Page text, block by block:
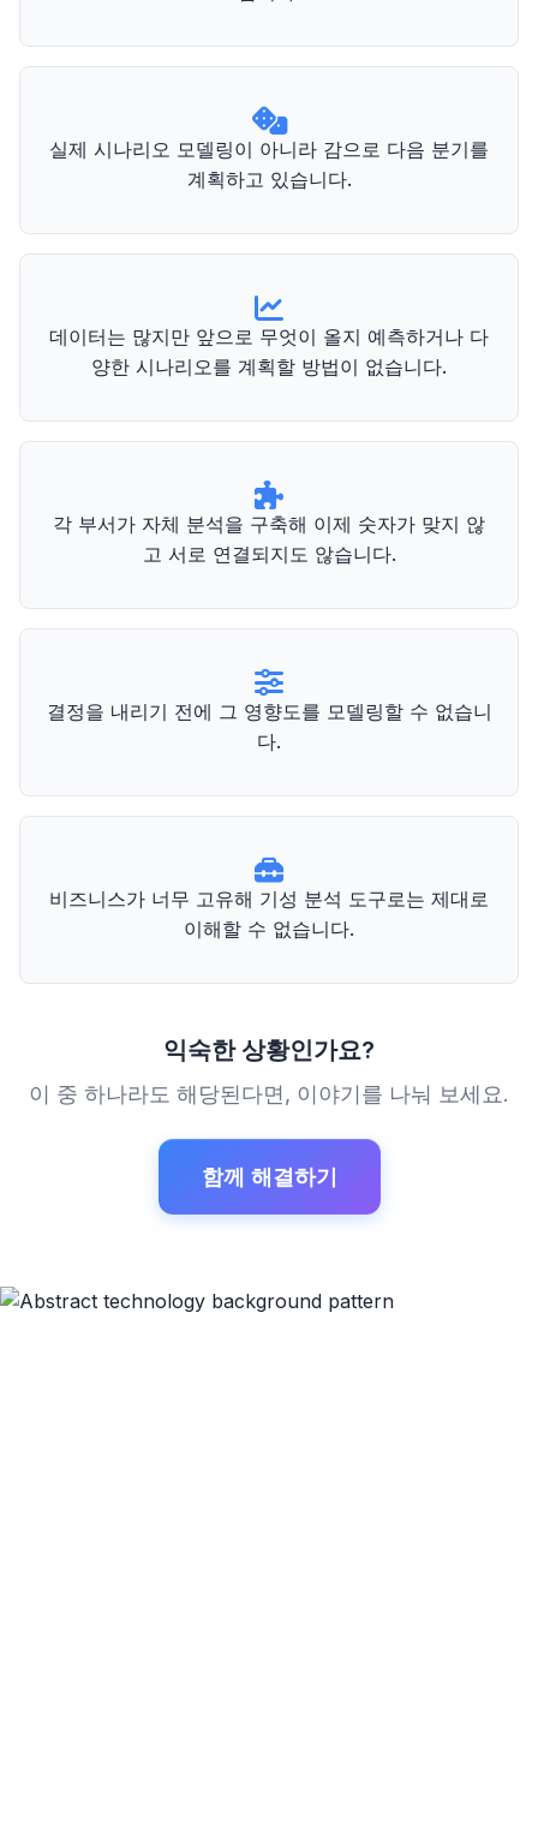
실제 시나리오 모델링이 아니라 감으로 다음 분기를
계획하고 있습니다.
데이터는 많지만 앞으로 무엇이 올지 예측하거나 다
양한 시나리오를 계획할 방법이 없습니다.
각 부서가 자체 분석을 구축해 이제 숫자가 맞지 않
고 서로 연결되지도 않습니다.
결정을 내리기 전에 그 영향도를 모델링할 수 없습니
다.
비즈니스가 너무 고유해 기성 분석 도구로는 제대로
이해할 수 없습니다.
익숙한 상황인가요?
이 중 하나라도 해당된다면, 이야기를 나눠 보세요.
함께 해결하기